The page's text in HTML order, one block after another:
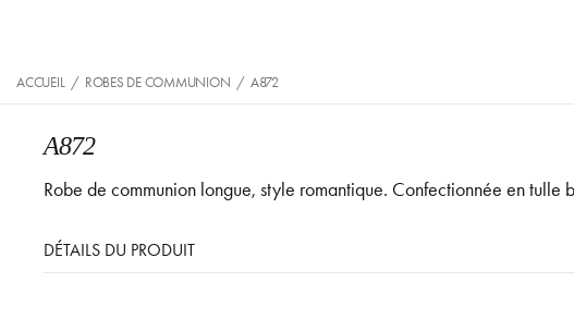
ACCUEIL / ROBES DE COMMUNION / A872
A872
Robe de communion longue, style romantique. Confectionnée en
DÉTAILS DU PRODUIT